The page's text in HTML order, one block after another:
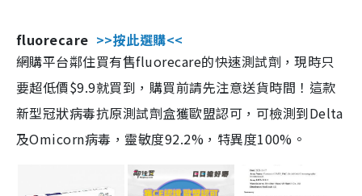
fluorecare >>按此選購<<
網購平台鄰住買有售fluorecare的快速測試劑，現時只
要超低價$9.9就買到，購買前請先注意送貨時間！這款
新型冠狀病毒抗原測試劑盒獲歐盟認可，可檢測到Delta
及Omicorn病毒，靈敏度92.2%，特異度100%。